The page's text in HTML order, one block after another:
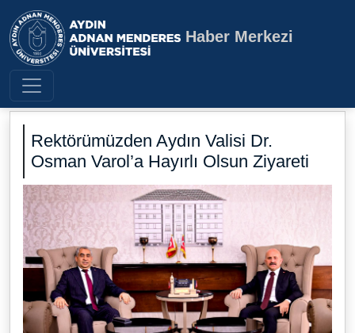
Aydın Adnan Menderes
Haber Merkezi
Rektörümüzden Aydın Valisi Dr.
Osman Varol’a Hayırlı Olsun Ziyareti